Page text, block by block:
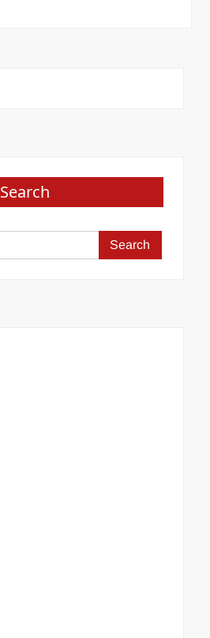
Search
Search
for: